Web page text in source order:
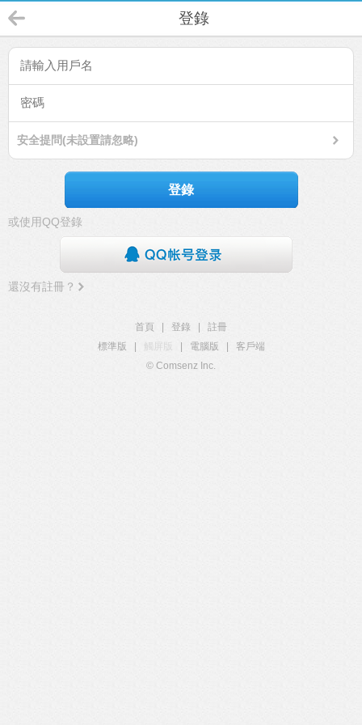
登錄
安全提問(未設置請忽略)
登錄
或使用QQ登錄
還沒有註冊？
首頁 登錄
註冊
標準版
觸屏版 電腦版
客戶端
© Comsenz Inc.